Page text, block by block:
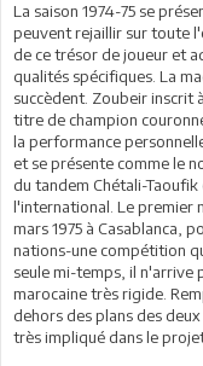
La saison 1974-75 se
peuvent rejaillir sur toute
de ce trésor de joueur et
qualités spécifiques. La
succèdent. Zoubeir inscrit
titre de champion
la performance
et se présente comme le
du tandem Chétali-
l'international. Le premier
mars 1975 à Casablanca,
nations-une compétition
seule mi-temps, il n'arrive
marocaine très rigide.
dehors des plans des
très impliqué dans le